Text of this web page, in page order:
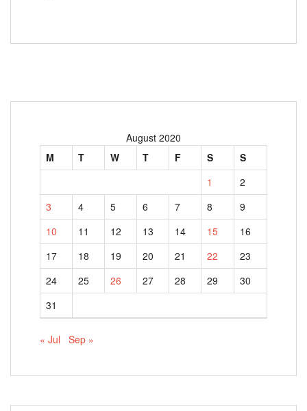
August 2020
M
T W T F S
S
1
2
3
4 5 6 7 8
9
10
11 12 13 14 15
16
17
18 19 20 21 22
23
24
25 26 27 28 29
30
31
« Jul Sep »